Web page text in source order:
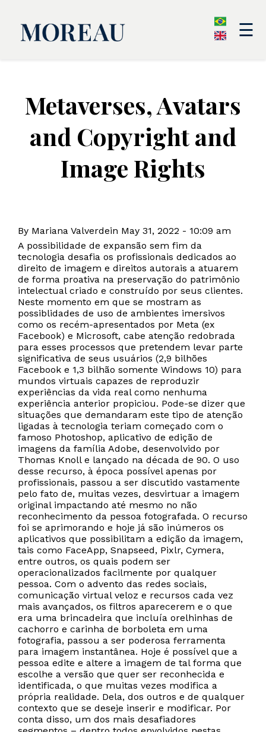
☰
Metaverses, Avatars
and Copyright and
Image Rights
By Mariana Valverdein May 31, 2022 - 10:09 am
A possibilidade de expansão sem fim da
tecnologia desafia os profissionais dedicados ao
direito de imagem e direitos autorais a atuarem
de forma proativa na preservação do patrimônio
intelectual criado e construído por seus clientes.
Neste momento em que se mostram as
possiblidades de uso de ambientes imersivos
como os recém-apresentados por Meta (ex
Facebook) e Microsoft, cabe atenção redobrada
para esses processos que pretendem levar parte
significativa de seus usuários (2,9 bilhões
Facebook e 1,3 bilhão somente Windows 10) para
mundos virtuais capazes de reproduzir
experiências da vida real como nenhuma
experiência anterior propiciou. Pode-se dizer que
situações que demandaram este tipo de atenção
ligadas à tecnologia teriam começado com o
famoso Photoshop, aplicativo de edição de
imagens da família Adobe, desenvolvido por
Thomas Knoll e lançado na década de 90. O uso
desse recurso, à época possível apenas por
profissionais, passou a ser discutido vastamente
pelo fato de, muitas vezes, desvirtuar a imagem
original impactando até mesmo no não
reconhecimento da pessoa fotografada. O recurso
foi se aprimorando e hoje já são inúmeros os
aplicativos que possibilitam a edição da imagem,
tais como FaceApp, Snapseed, Pixlr, Cymera,
entre outros, os quais podem ser
operacionalizados facilmente por qualquer
pessoa. Com o advento das redes sociais,
comunicação virtual veloz e recursos cada vez
mais avançados, os filtros aparecerem e o que
era uma brincadeira que incluía orelhinhas de
cachorro e carinha de borboleta em uma
fotografia, passou a ser poderosa ferramenta
para imagem instantânea. Hoje é possível que a
pessoa edite e altere a imagem de tal forma que
escolhe a versão que quer ser reconhecida e
identificada, o que muitas vezes modifica a
própria realidade. Dela, dos outros e de qualquer
contexto que se deseje inserir e modificar. Por
conta disso, um dos mais desafiadores